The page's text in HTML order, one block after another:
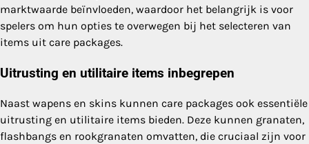
marktwaarde beïnvloeden, waardoor het belangrijk is voor
spelers om hun opties te overwegen bij het selecteren van
items uit care packages.
Uitrusting en utilitaire items inbegrepen
Naast wapens en skins kunnen care packages ook essentiële
uitrusting en utilitaire items bieden. Deze kunnen granaten,
flashbangs en rookgranaten omvatten, die cruciaal zijn voor